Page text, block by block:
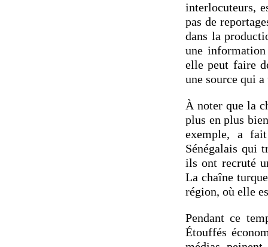
interlocuteurs,
pas de
dans la
une
elle peut faire
une source qui
À noter que la
plus en plus
exemple, a
Sénégalais qui
ils ont recruté
La chaîne
région, où elle
Pendant ce
Étouffés